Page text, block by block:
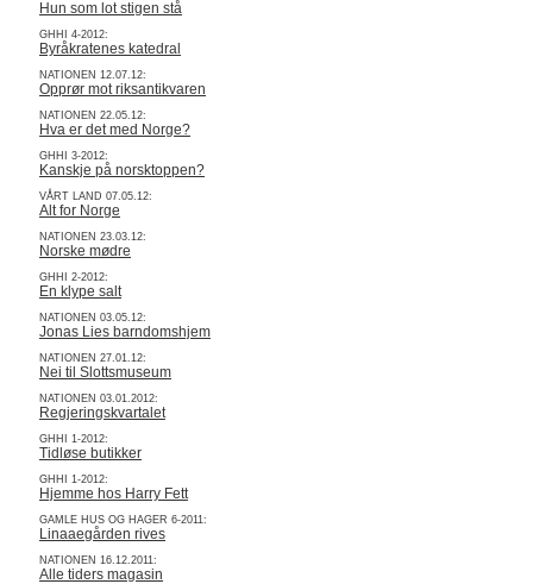
Hun som lot stigen stå
GHHI 4-2012:
Byråkratenes katedral
NATIONEN 12.07.12:
Opprør mot riksantikvaren
NATIONEN 22.05.12:
Hva er det med Norge?
GHHI 3-2012:
Kanskje på norsktoppen?
VÅRT LAND 07.05.12:
Alt for Norge
NATIONEN 23.03.12:
Norske mødre
GHHI 2-2012:
En klype salt
NATIONEN 03.05.12:
Jonas Lies barndomshjem
NATIONEN 27.01.12:
Nei til Slottsmuseum
NATIONEN 03.01.2012:
Regjeringskvartalet
GHHI 1-2012:
Tidløse butikker
GHHI 1-2012:
Hjemme hos Harry Fett
GAMLE HUS OG HAGER 6-2011:
Linaaegården rives
NATIONEN 16.12.2011:
Alle tiders magasin